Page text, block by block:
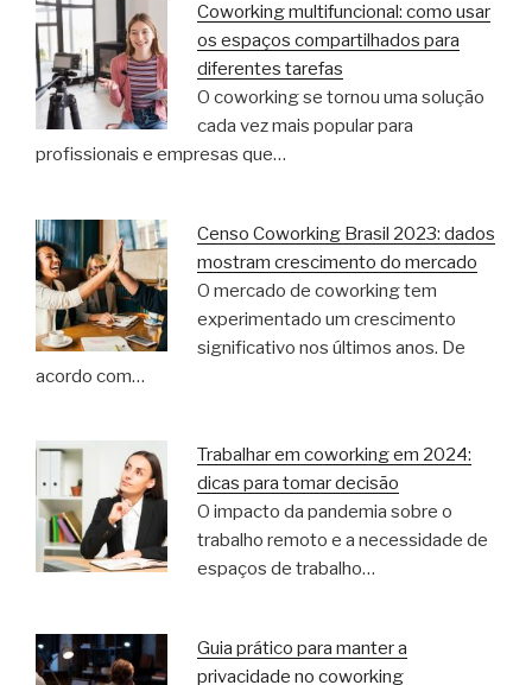
Coworking multifuncional: como usar
os espaços compartilhados para
diferentes tarefas
O coworking se tornou uma solução
cada vez mais popular para
profissionais e empresas que…
Censo Coworking Brasil 2023: dados
mostram crescimento do mercado
O mercado de coworking tem
experimentado um crescimento
significativo nos últimos anos. De
acordo com…
Trabalhar em coworking em 2024:
dicas para tomar decisão
O impacto da pandemia sobre o
trabalho remoto e a necessidade de
espaços de trabalho…
Guia prático para manter a
privacidade no coworking